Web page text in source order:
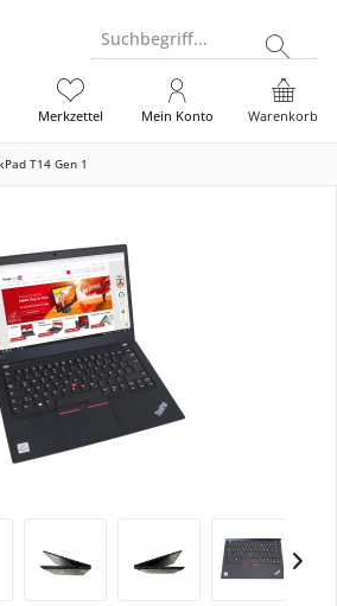
Suchbegriff...
Warenkorb
Merkzettel Mein Konto
T14 Gen 1